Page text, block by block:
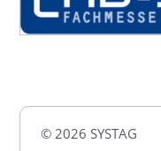
© 2026 SYSTAG